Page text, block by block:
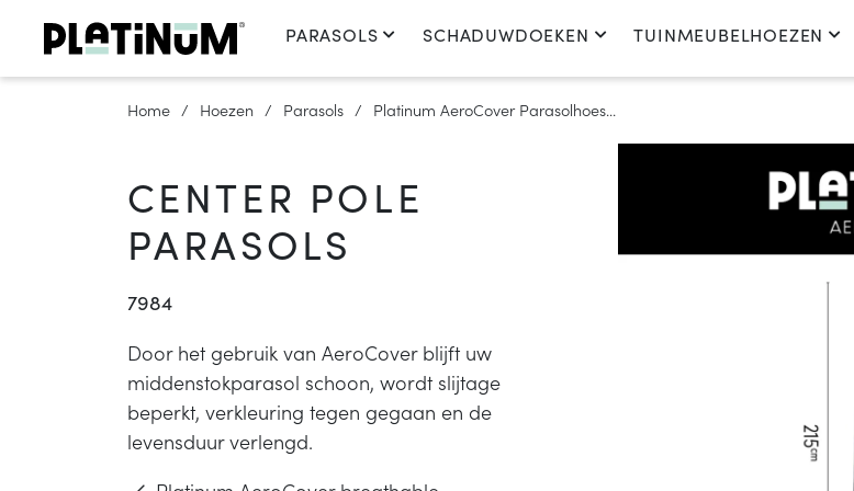
PARASOLS SCHADUWDOEKEN TUINMEUBELHOEZEN
Home Hoezen Parasols Platinum AeroCover Parasolhoes...
CENTER POLE
PARASOLS
7984
Door het gebruik van AeroCover blijft uw
middenstokparasol schoon, wordt slijtage
beperkt, verkleuring tegen gegaan en de
levensduur verlengd.